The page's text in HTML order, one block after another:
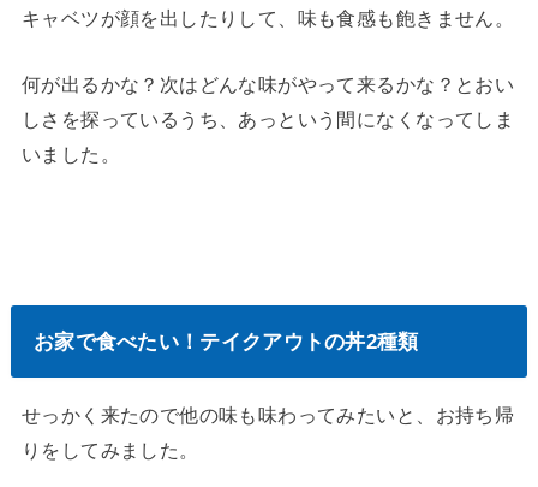
キャベツが顔を出したりして、味も食感も飽きません。
何が出るかな？次はどんな味がやって来るかな？とおい
しさを探っているうち、あっという間になくなってしま
いました。
お家で食べたい！テイクアウトの丼2種類
せっかく来たので他の味も味わってみたいと、お持ち帰
りをしてみました。